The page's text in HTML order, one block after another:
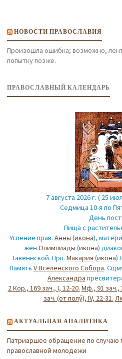
НОВОСТИ ПРАВОСЛАВИЯ
Произошла ошибка; возможно,
попытку позже.
ПРАВОСЛАВНЫЙ КАЛЕНДАРЬ
7 августа 2026 г. ( 25
Седмица 10-я по
День
Пища с
Успение прав. Анны (икона),
жен Олимпиады (икона)
Тавеннской. Прп. Макария (икона)
Память V Вселенского Собора.
Александра
2 Кор., 169 зач., I, 12-20. Мф., 91 зач.,
зач. (от полу́), IV, 22-31.
АКТУАЛЬНАЯ АНАЛИТИКА
Патриаршее обращение по случаю
православной молодежи